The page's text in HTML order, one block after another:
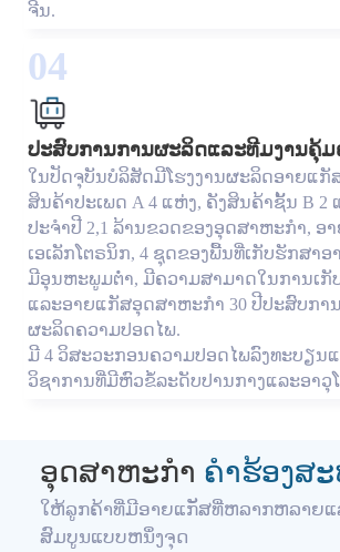
ຈີນ.
04
ປະສົບການການຜະລິດແລະທີມງານຄຸ້ມ
ໃນປັດຈຸບັນບໍລິສັດມີໂຮງງານຜະລິດອາຍແກັ
ສິນຄ້າປະເພດ A 4 ແຫ່ງ, ຄັງສິນຄ້າຊັ້ນ B
ປະຈໍາປີ 2,1 ລ້ານຂວດຂອງອຸດສາຫະກໍາ, ອ
ເອເລັກໂຕຣນິກ, 4 ຊຸດຂອງພື້ນທີ່ເກັບຮັກສາ
ມີອຸນຫະພູມຕ່ໍາ, ມີຄວາມສາມາດໃນການເກັບ
ແລະອາຍແກັສອຸດສາຫະກໍາ 30 ປີປະສົບກາ
ຜະລິດຄວາມປອດໄພ.
ມີ 4 ວິສະວະກອນຄວາມປອດໄພລົງທະບຽນແ
ວິຊາການທີ່ມີຫົວຂໍ້ລະດັບປານກາງແລະອາວຸ
ອຸດສາຫະກໍາ ຄໍາຮ້ອງສ
ໃຫ້ລູກຄ້າທີ່ມີອາຍແກັສທີ່ຫລາກຫລາຍແ
ສົມບູນແບບຫນຶ່ງຈຸດ